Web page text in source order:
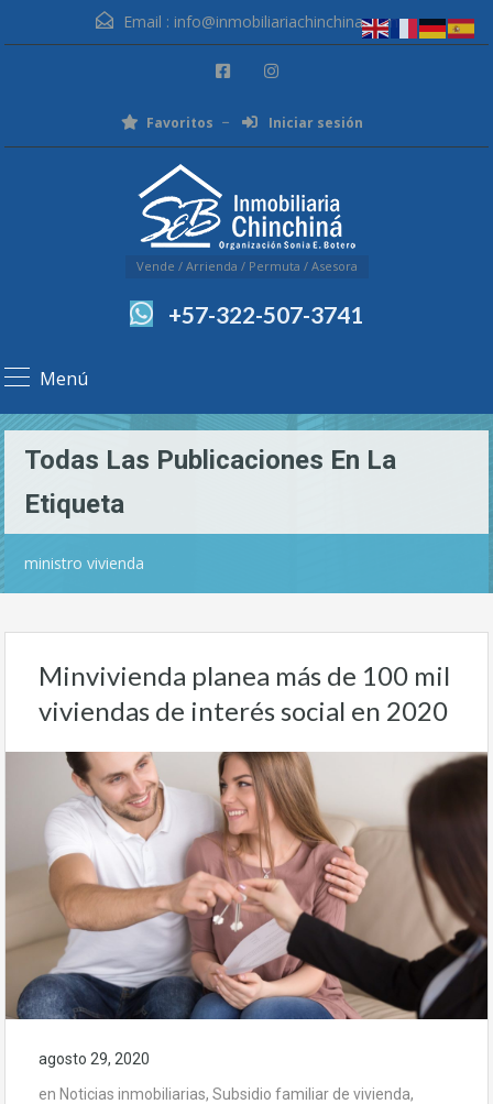
Email : info@inmobiliariachinchina.com
Favoritos Iniciar sesión
Vende / Arrienda / Permuta / Asesora
+57-322-507-3741
Menú
Todas Las Publicaciones En La
Etiqueta
ministro vivienda
Minvivienda planea más de 100 mil
viviendas de interés social en 2020
agosto 29, 2020
en Noticias inmobiliarias, Subsidio familiar de vivienda,